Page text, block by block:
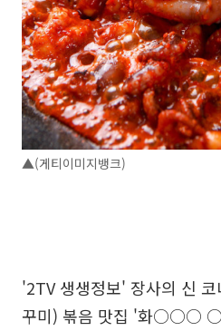
▲(게티이미지뱅크)
'2TV 생생정보' 장사의 신
꾸미) 볶음 맛집 '화